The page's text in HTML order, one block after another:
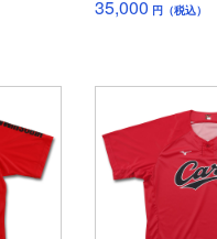
35,000 円（税込）